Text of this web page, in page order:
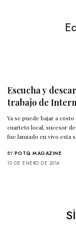
Escucha y
trabajo de
Ya se puede bajar a
cuarteto local, sucesor
fue lanzado en vivo esta
BY POTQ MAGAZINE
10 DE ENERO DE 2014